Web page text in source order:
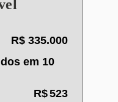
R$335.000
em 10
R$523